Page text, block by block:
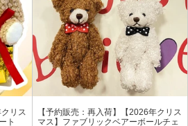
リス
ト
【予約販売：再入荷】【2026年クリス
マス】ファブリックベアーボールチェ